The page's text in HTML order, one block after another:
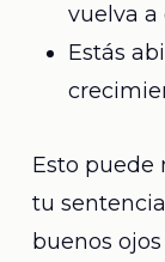
vuelva a
Estás
Esto puede
tu
buenos